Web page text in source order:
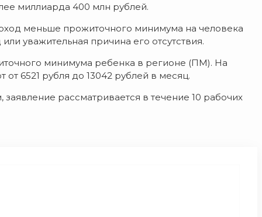
миллиарда 400 млн рублей.
меньше прожиточного минимума на человека
уважительная причина его отсутствия.
минимума ребенка в регионе (ПМ). На
6521 рубля до 13042 рублей в месяц.
рассматривается в течение 10 рабочих